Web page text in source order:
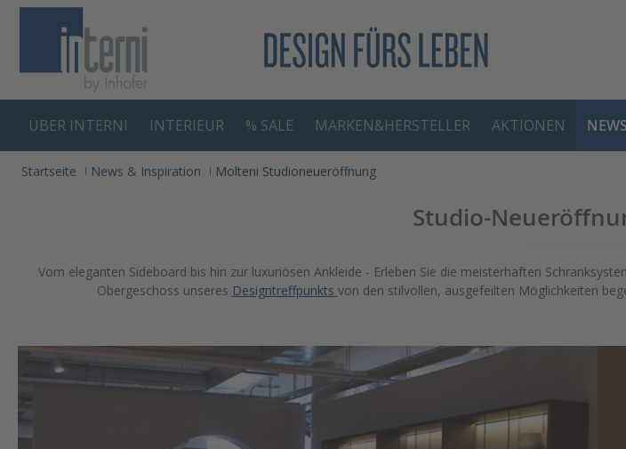
ÜBER INTERNI INTERIEUR % SALE MARKEN&HERSTELLER AKTIONEN
Startseite News & Inspiration Molteni Studioneueröffnung
Studio-
Vom eleganten Sideboard bis hin zur luxuriösen Ankleide - Erleben Sie die meisterhaften
Obergeschoss unseres Designtreffpunkts von den stilvollen, ausgefeilten Möglichkeiten